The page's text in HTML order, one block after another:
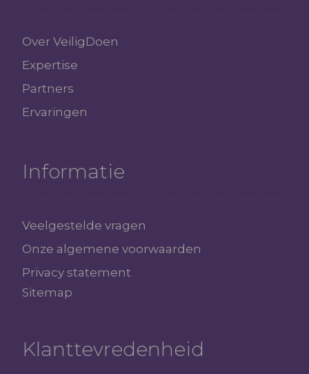
Over VeiligDoen
Expertise
Partners
Ervaringen
Informatie
Veelgestelde vragen
Onze algemene voorwaarden
Privacy statement
Sitemap
Klanttevredenheid